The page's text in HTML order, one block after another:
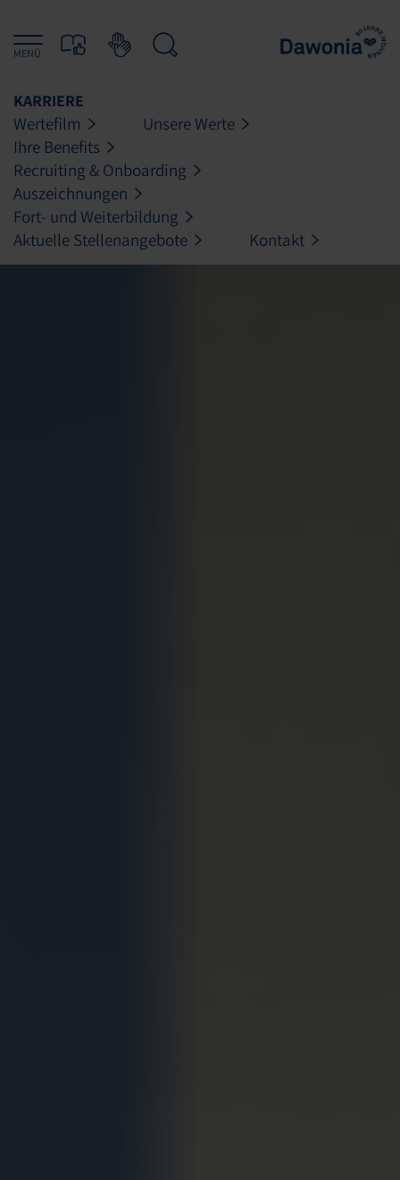
MENÜ
KARRIERE
Wertefilm
Unsere Werte
Ihre Benefits
Recruiting & Onboarding
Auszeichnungen
Fort- und Weiterbildung
Aktuelle Stellenangebote
Kontakt